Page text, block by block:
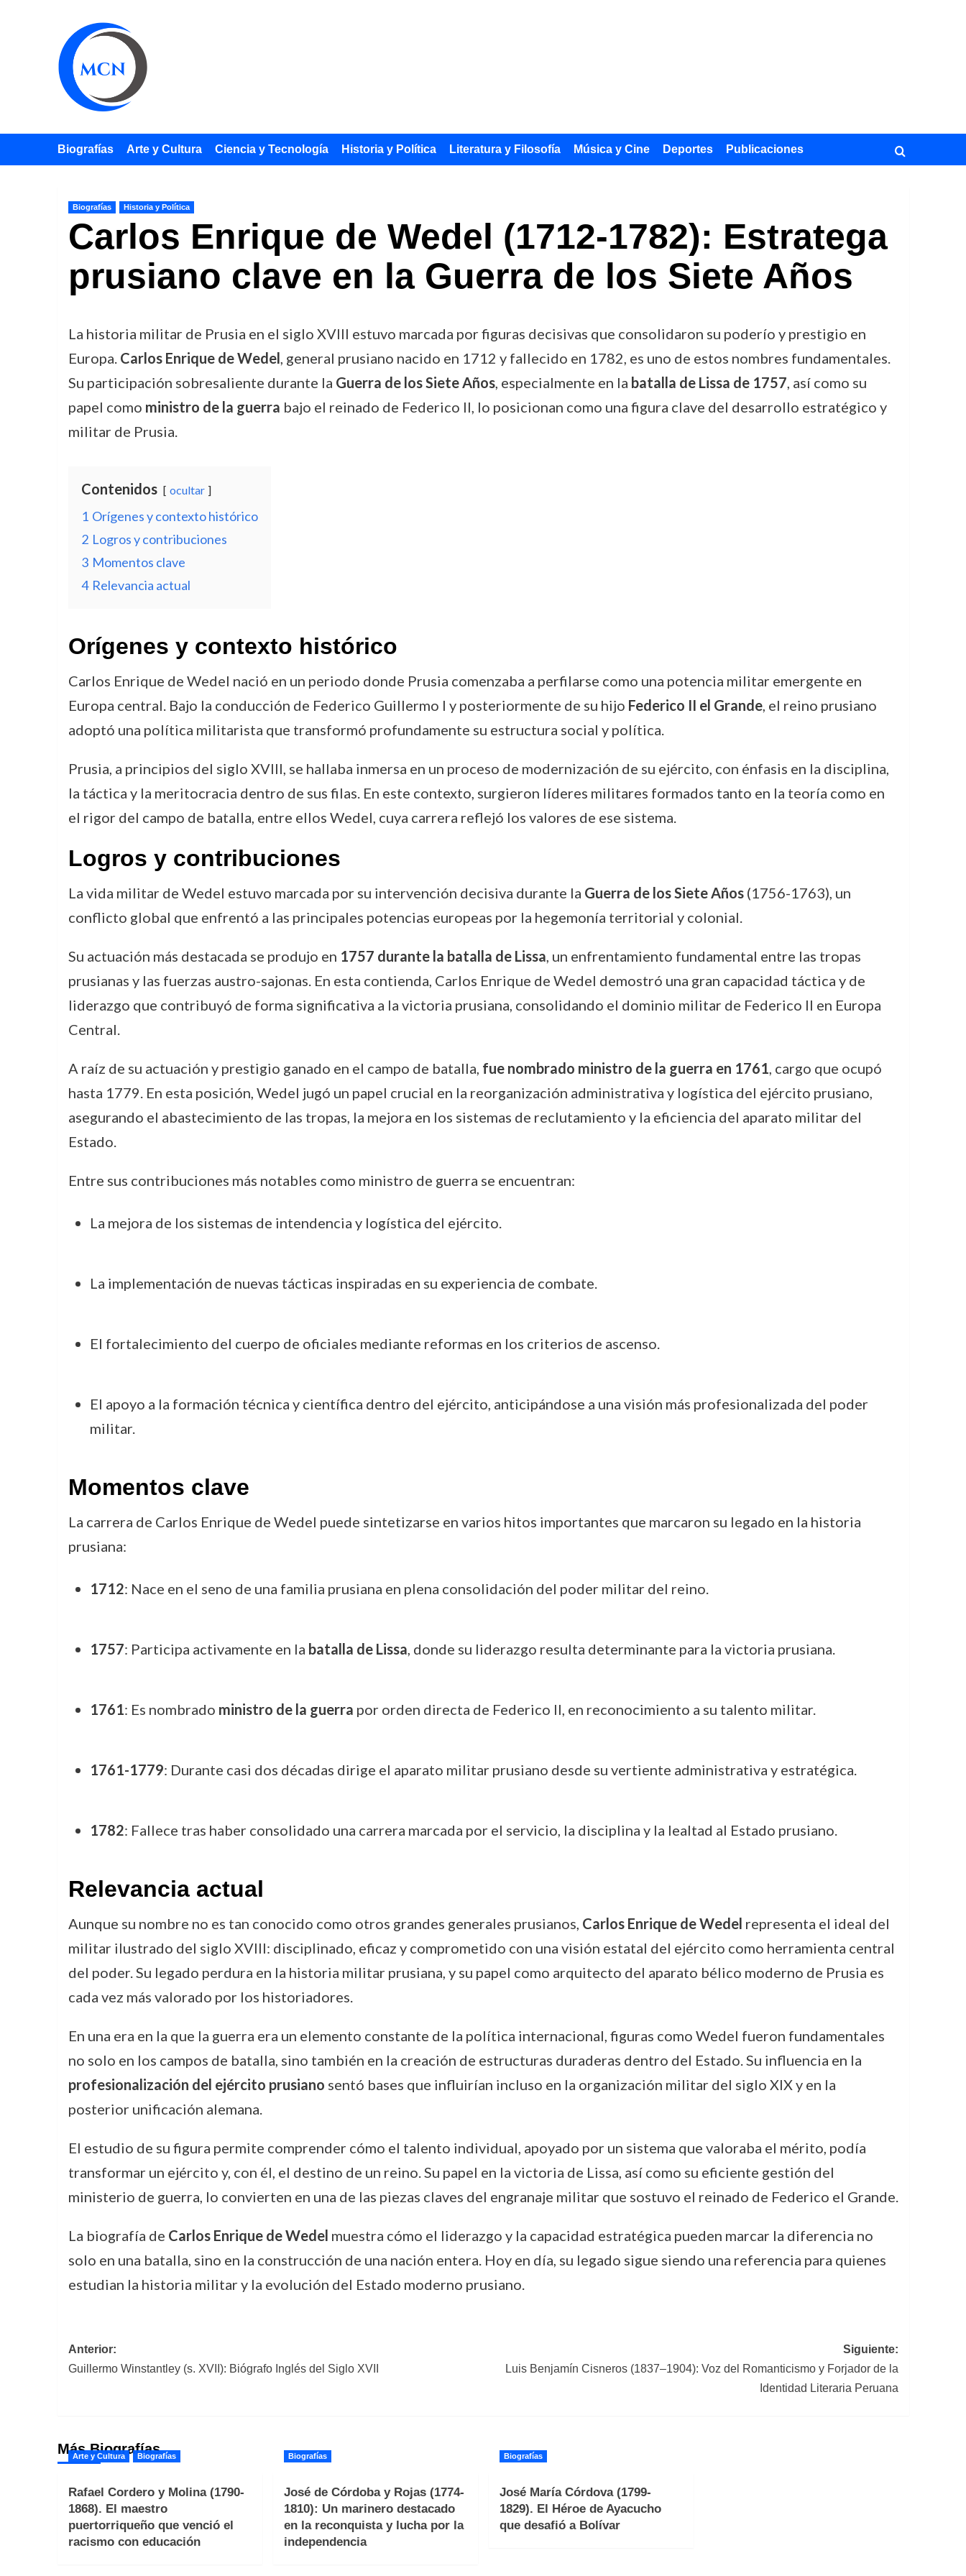
Biografías Arte y Cultura Ciencia y Tecnología Historia y Política Literatura y Filosofía Música y Cine Deportes Publicaciones
Biografías Historia y Política
Carlos Enrique de Wedel (1712-1782): Estratega
prusiano clave en la Guerra de los Siete Años
La historia militar de Prusia en el siglo XVIII estuvo marcada por figuras decisivas que consolidaron su poderío y prestigio en
Europa. Carlos Enrique de Wedel, general prusiano nacido en 1712 y fallecido en 1782, es uno de estos nombres fundamentales.
Su participación sobresaliente durante la Guerra de los Siete Años, especialmente en la batalla de Lissa de 1757, así como su
papel como ministro de la guerra bajo el reinado de Federico II, lo posicionan como una figura clave del desarrollo estratégico y
militar de Prusia.
Contenidos ocultar
1 Orígenes y contexto histórico
2 Logros y contribuciones
3 Momentos clave
4 Relevancia actual
Orígenes y contexto histórico
Carlos Enrique de Wedel nació en un periodo donde Prusia comenzaba a perfilarse como una potencia militar emergente en
Europa central. Bajo la conducción de Federico Guillermo I y posteriormente de su hijo Federico II el Grande, el reino prusiano
adoptó una política militarista que transformó profundamente su estructura social y política.
Prusia, a principios del siglo XVIII, se hallaba inmersa en un proceso de modernización de su ejército, con énfasis en la disciplina,
la táctica y la meritocracia dentro de sus filas. En este contexto, surgieron líderes militares formados tanto en la teoría como en
el rigor del campo de batalla, entre ellos Wedel, cuya carrera reflejó los valores de ese sistema.
Logros y contribuciones
La vida militar de Wedel estuvo marcada por su intervención decisiva durante la Guerra de los Siete Años(1756-1763), un
conflicto global que enfrentó a las principales potencias europeas por la hegemonía territorial y colonial.
Su actuación más destacada se produjo en 1757 durante la batalla de Lissa, un enfrentamiento fundamental entre las tropas
prusianas y las fuerzas austro-sajonas. En esta contienda, Carlos Enrique de Wedel demostró una gran capacidad táctica y de
liderazgo que contribuyó de forma significativa a la victoria prusiana, consolidando el dominio militar de Federico II en Europa
Central.
A raíz de su actuación y prestigio ganado en el campo de batalla, fue nombrado ministro de la guerra en 1761, cargo que ocupó
hasta 1779. En esta posición, Wedel jugó un papel crucial en la reorganización administrativa y logística del ejército prusiano,
asegurando el abastecimiento de las tropas, la mejora en los sistemas de reclutamiento y la eficiencia del aparato militar del
Estado.
Entre sus contribuciones más notables como ministro de guerra se encuentran:
La mejora de los sistemas de intendencia y logística del ejército.
La implementación de nuevas tácticas inspiradas en su experiencia de combate.
El fortalecimiento del cuerpo de oficiales mediante reformas en los criterios de ascenso.
El apoyo a la formación técnica y científica dentro del ejército, anticipándose a una visión más profesionalizada del poder
militar.
Momentos clave
La carrera de Carlos Enrique de Wedel puede sintetizarse en varios hitos importantes que marcaron su legado en la historia
prusiana:
1712: Nace en el seno de una familia prusiana en plena consolidación del poder militar del reino.
1757: Participa activamente en la batalla de Lissa, donde su liderazgo resulta determinante para la victoria prusiana.
1761: Es nombrado ministro de la guerra por orden directa de Federico II, en reconocimiento a su talento militar.
1761-1779: Durante casi dos décadas dirige el aparato militar prusiano desde su vertiente administrativa y estratégica.
1782: Fallece tras haber consolidado una carrera marcada por el servicio, la disciplina y la lealtad al Estado prusiano.
Relevancia actual
Aunque su nombre no es tan conocido como otros grandes generales prusianos, Carlos Enrique de Wedel representa el ideal del
militar ilustrado del siglo XVIII: disciplinado, eficaz y comprometido con una visión estatal del ejército como herramienta central
del poder. Su legado perdura en la historia militar prusiana, y su papel como arquitecto del aparato bélico moderno de Prusia es
cada vez más valorado por los historiadores.
En una era en la que la guerra era un elemento constante de la política internacional, figuras como Wedel fueron fundamentales
no solo en los campos de batalla, sino también en la creación de estructuras duraderas dentro del Estado. Su influencia en la
profesionalización del ejército prusiano sentó bases que influirían incluso en la organización militar del siglo XIX y en la
posterior unificación alemana.
El estudio de su figura permite comprender cómo el talento individual, apoyado por un sistema que valoraba el mérito, podía
transformar un ejército y, con él, el destino de un reino. Su papel en la victoria de Lissa, así como su eficiente gestión del
ministerio de guerra, lo convierten en una de las piezas claves del engranaje militar que sostuvo el reinado de Federico el Grande.
La biografía de Carlos Enrique de Wedel muestra cómo el liderazgo y la capacidad estratégica pueden marcar la diferencia no
solo en una batalla, sino en la construcción de una nación entera. Hoy en día, su legado sigue siendo una referencia para quienes
estudian la historia militar y la evolución del Estado moderno prusiano.
Navegación
Anterior:
Guillermo Winstantley (s. XVII): Biógrafo Inglés del Siglo XVII
Siguiente:
Luis Benjamín Cisneros (1837–1904): Voz del Romanticismo y Forjador de la
Identidad Literaria Peruana
Más Biografías
Arte y Cultura Biografías
Rafael Cordero y Molina (1790-
1868). El maestro
puertorriqueño que venció el
racismo con educación
Biografías
José de Córdoba y Rojas (1774-
1810): Un marinero destacado
en la reconquista y lucha por la
independencia
Biografías
José María Córdova (1799-
1829). El Héroe de Ayacucho
que desafió a Bolívar